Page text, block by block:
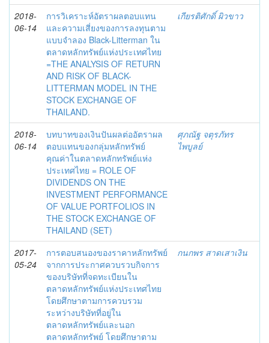
2018-
06-14
การวิเคราะห์อัตราผลตอบแทน
และความเสี่ยงของการลงทุนตาม
แบบจำลอง Black-Litterman ใน
ตลาดหลักทรัพย์แห่งประเทศไทย
=THE ANALYSIS OF RETURN
AND RISK OF BLACK-
LITTERMAN MODEL IN THE
STOCK EXCHANGE OF
THAILAND.
เกียรติศักดิ์ ผิวขาว
2018-
06-14
บทบาทของเงินปันผลต่ออัตราผล
ตอบแทนของกลุ่มหลักทรัพย์
คุณค่าในตลาดหลักทรัพย์แห่ง
ประเทศไทย = ROLE OF
DIVIDENDS ON THE
INVESTMENT PERFORMANCE
OF VALUE PORTFOLIOS IN
THE STOCK EXCHANGE OF
THAILAND (SET)
ศุภณัฐ จตุรภัทร
ไพบูลย์
2017-
05-24
การตอบสนองของราคาหลักทรัพย์
จากการประกาศควบรวบกิจการ
ของบริษัทที่จดทะเบียนใน
ตลาดหลักทรัพย์แห่งประเทศไทย
โดยศึกษาตามการควบรวม
ระหว่างบริษัทที่อยู่ใน
ตลาดหลักทรัพย์และนอก
ตลาดหลักทรัพย์ โดยศึกษาตาม
กนกพร สาดเสาเงิน